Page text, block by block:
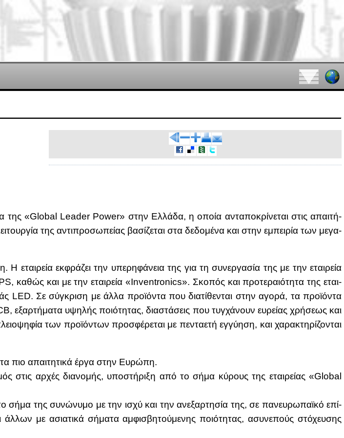
της «Global Leader Power» στην Ελ­λά­δα, η οποία αντα­πο­κρί­νε­ται στις απαι­τή­
της αντι­προ­σω­πεί­ας βα­σί­ζε­ται στα δε­δο­μέ­να και στην εμπει­ρία των με­γα­
εται­ρεία εκ­φρά­ζει την υπε­ρη­φά­νεια της για τη συ­νερ­γα­σία της με την εται­ρεία
κα­θώς και με την εται­ρεία «Inventronics». Σκο­πός και προ­τε­ραιό­τη­τα της εται­
LED. Σε σύ­γκρι­ση με άλ­λα προ­ϊ­ό­ντα που δια­τί­θε­νται στην αγο­ρά, τα προ­ϊ­ό­ντα
εξαρ­τή­μα­τα υψη­λής ποιό­τη­τας, δια­στά­σεις που τυγ­χά­νουν ευ­ρεί­ας χρή­σε­ως και
των προ­ϊ­ό­ντων προ­σφέ­ρε­ται με πε­ντα­ε­τή εγ­γύ­η­ση, και χα­ρα­κτη­ρί­ζο­νται
πιο απαι­τη­τι­κά έρ­γα στην Ευ­ρώ­πη.
στις αρ­χές δια­νο­μής, υπο­στή­ρι­ξη από το σή­μα κύ­ρους της εται­ρεί­ας «Global
σή­μα της συ­νώ­νυ­μο με την ισχύ και την ανε­ξαρ­τη­σία της, σε πα­νευ­ρω­παϊ­κό επί­
άλ­λων με ασια­τι­κά σή­μα­τα αμ­φι­σβη­τού­με­νης ποιό­τη­τας, ασυ­νε­πούς στό­χευ­σης